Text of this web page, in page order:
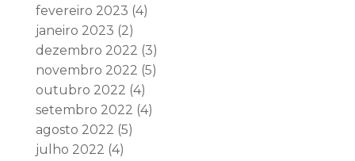
fevereiro 2023 (4)
janeiro 2023 (2)
dezembro 2022 (3)
novembro 2022 (5)
outubro 2022 (4)
setembro 2022 (4)
agosto 2022 (5)
julho 2022 (4)